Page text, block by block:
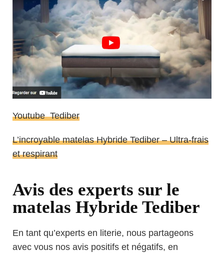
Youtube Tediber
L’incroyable matelas Hybride Tediber – Ultra-frais
et respirant
Avis des experts sur le
matelas Hybride Tediber
En tant qu’experts en literie, nous partageons
avec vous nos avis positifs et négatifs, en